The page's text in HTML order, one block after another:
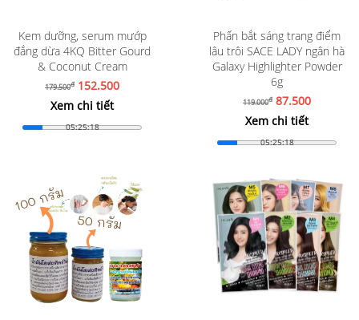
Kem dưỡng, serum mướp
đắng dừa 4KQ Bitter Gourd
& Coconut Cream
179.500đ 152.500
Xem chi tiết
05:25:16
Phấn bắt sáng trang điểm
lâu trôi SACE LADY ngân hà
Galaxy Highlighter Powder
6g
119.000đ 87.500
Xem chi tiết
05:25:16